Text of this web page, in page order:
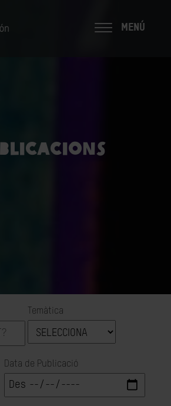
MENÚ
Temàtica
Data de Publicació